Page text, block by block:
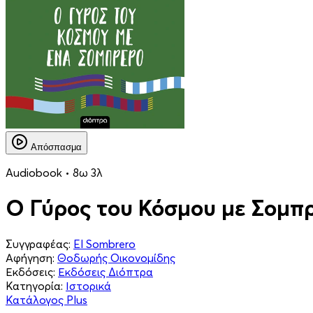
Απόσπασμα
Audiobook • 8ω 3λ
Ο Γύρος του Κόσμου με
Συγγραφέας: El Sombrero
Αφήγηση: Θοδωρής Οικονομίδης
Εκδόσεις: Εκδόσεις Διόπτρα
Κατηγορία: Ιστορικά
Κατάλογος Plus